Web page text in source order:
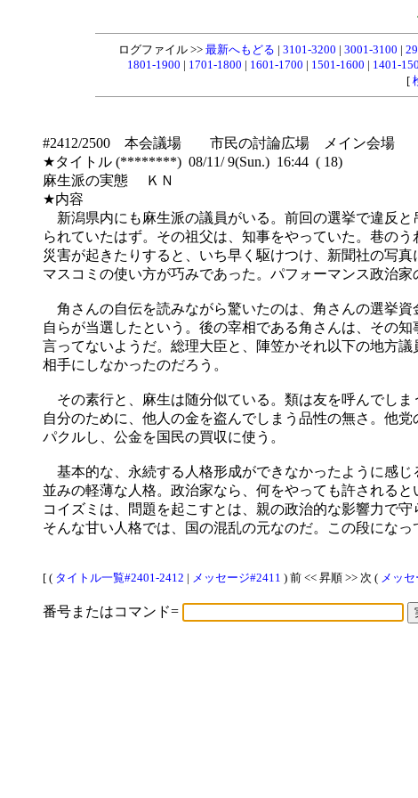
ログファイル >> 最新へもどる | 3101-3200 | 3001-3100 |
1801-1900 | 1701-1800 | 1601-1700 | 1501-1600 | 1401-
[
#2412/2500 本会議場 市民の討論広場 メイン会場
★タイトル (********) 08/11/ 9(Sun.) 16:44 ( 18)
麻生派の実態 ＫＮ
★内容
新潟県内にも麻生派の議員がいる。前回の選挙で違反と
られていたはず。その祖父は、知事をやっていた。巷のう
災害が起きたりすると、いち早く駆けつけ、新聞社の写真
マスコミの使い方が巧みであった。パフォーマンス政治家
角さんの自伝を読みながら驚いたのは、角さんの選挙資
自らが当選したという。後の宰相である角さんは、その知
言ってないようだ。総理大臣と、陣笠かそれ以下の地方議
相手にしなかったのだろう。
その素行と、麻生は随分似ている。類は友を呼んでしま
自分のために、他人の金を盗んでしまう品性の無さ。他党
パクルし、公金を国民の買収に使う。
基本的な、永続する人格形成ができなかったように感じ
並みの軽薄な人格。政治家なら、何をやっても許されると
コイズミは、問題を起こすとは、親の政治的な影響力で守
そんな甘い人格では、国の混乱の元なのだ。この段になっ
[ ( タイトル一覧#2401-2412 | メッセージ#2411 ) 前 << 昇順 >> 次 ( メッ
番号またはコマンド=